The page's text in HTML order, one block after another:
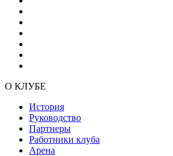
О КЛУБЕ
История
Руководство
Партнеры
Работники клуба
Арена